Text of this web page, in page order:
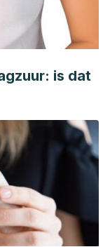
is dat